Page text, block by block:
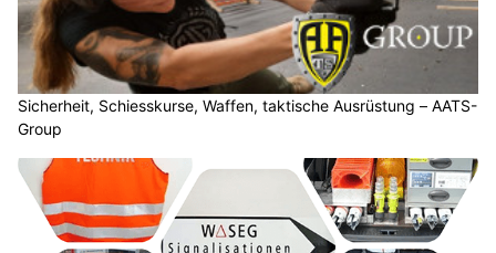
Sicherheit, Schiesskurse, Waffen, taktische Ausrüstung – AATS-
Group